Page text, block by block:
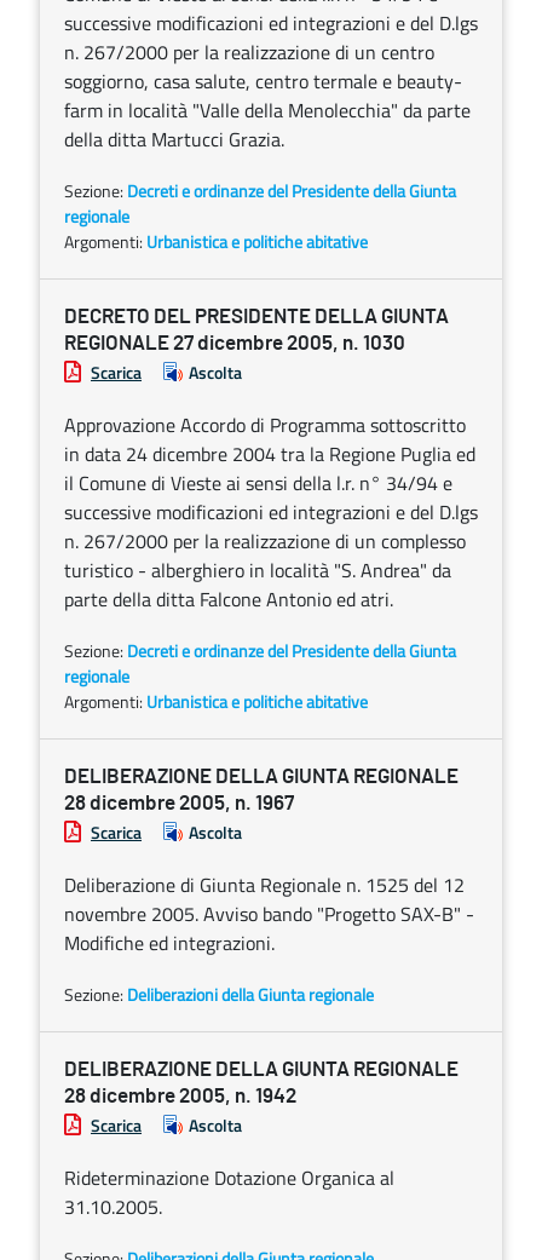
successive modificazioni ed integrazioni e del D.lgs
n. 267/2000 per la realizzazione di un centro
soggiorno, casa salute, centro termale e beauty-
farm in località "Valle della Menolecchia" da parte
della ditta Martucci Grazia.
Sezione: Decreti e ordinanze del Presidente della Giunta
regionale
Argomenti: Urbanistica e politiche abitative
DECRETO DEL PRESIDENTE DELLA GIUNTA
REGIONALE 27 dicembre 2005, n. 1030
Scarica Ascolta
Approvazione Accordo di Programma sottoscritto
in data 24 dicembre 2004 tra la Regione Puglia ed
il Comune di Vieste ai sensi della l.r. n° 34/94 e
successive modificazioni ed integrazioni e del D.lgs
n. 267/2000 per la realizzazione di un complesso
turistico - alberghiero in località "S. Andrea" da
parte della ditta Falcone Antonio ed atri.
Sezione: Decreti e ordinanze del Presidente della Giunta
regionale
Argomenti: Urbanistica e politiche abitative
DELIBERAZIONE DELLA GIUNTA REGIONALE
28 dicembre 2005, n. 1967
Scarica Ascolta
Deliberazione di Giunta Regionale n. 1525 del 12
novembre 2005. Avviso bando "Progetto SAX-B" -
Modifiche ed integrazioni.
Sezione: Deliberazioni della Giunta regionale
DELIBERAZIONE DELLA GIUNTA REGIONALE
28 dicembre 2005, n. 1942
Scarica Ascolta
Rideterminazione Dotazione Organica al
31.10.2005.